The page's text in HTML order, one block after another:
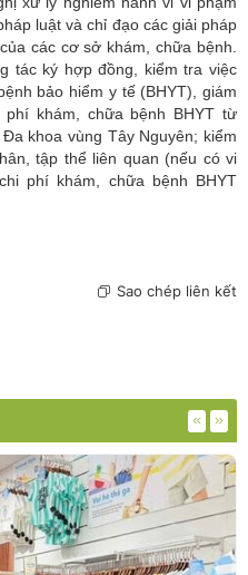
luật và chỉ đạo các giải pháp
các cơ sở khám, chữa bệnh.
tác ký hợp đồng, kiểm tra việc
bảo hiểm y tế(BHYT), giám
khám, chữa bệnh BHYT từ
khoa vùng Tây Nguyên; kiểm
tập thể liên quan (nếu có vi
phí khám, chữa bệnh BHYT
Sao chép liên kết